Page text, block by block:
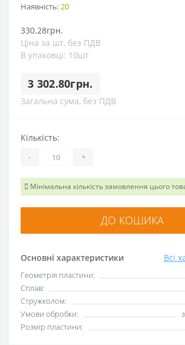
Наявність:20
330.28грн.
Ціна за шт, без ПДВ
В упаковці: 10шт
3 302.80грн.
Загальна сума, без ПДВ
Основні характеристики Всі
Геометрія пластини:
Сплав:
Стружколом:
Умови обробки:
Розмір пластини:
Кількість:
- +
Мінімальна кількість замовлення цього
ДО КОШИКА